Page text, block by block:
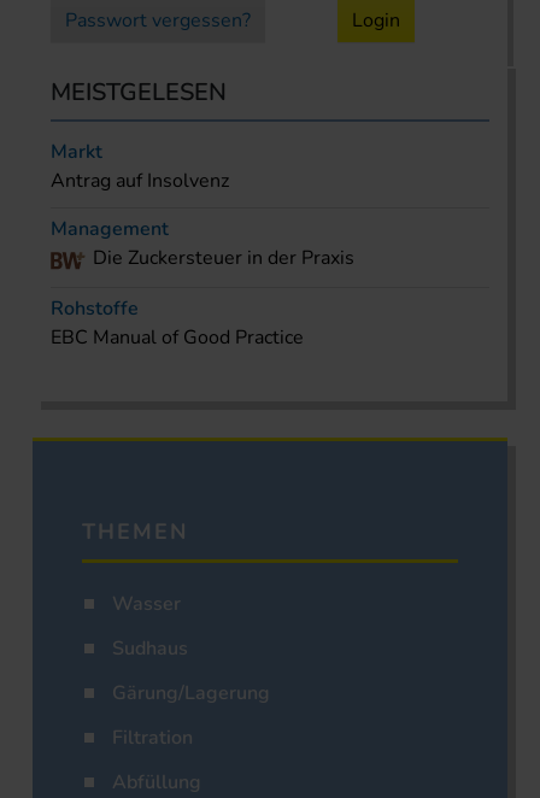
Passwort vergessen? Login
MEISTGELESEN
Markt
Antrag auf Insolvenz
Management
Die Zuckersteuer in der Praxis
Rohstoffe
EBC Manual of Good Practice
THEMEN
Wasser
Sudhaus
Gärung/Lagerung
Filtration
Abfüllung